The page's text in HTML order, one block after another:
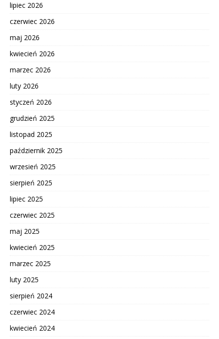
lipiec 2026
czerwiec 2026
maj 2026
kwiecień 2026
marzec 2026
luty 2026
styczeń 2026
grudzień 2025
listopad 2025
październik 2025
wrzesień 2025
sierpień 2025
lipiec 2025
czerwiec 2025
maj 2025
kwiecień 2025
marzec 2025
luty 2025
sierpień 2024
czerwiec 2024
kwiecień 2024